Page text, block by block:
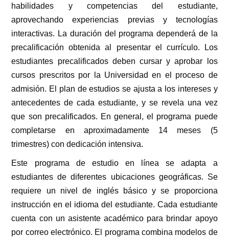
habilidades y competencias del estudiante,
aprovechando experiencias previas y tecnologías
interactivas. La duración del programa dependerá de la
precalificación obtenida al presentar el currículo. Los
estudiantes precalificados deben cursar y aprobar los
cursos prescritos por la Universidad en el proceso de
admisión. El plan de estudios se ajusta a los intereses y
antecedentes de cada estudiante, y se revela una vez
que son precalificados. En general, el programa puede
completarse en aproximadamente 14 meses (5
trimestres) con dedicación intensiva.
Este programa de estudio en línea se adapta a
estudiantes de diferentes ubicaciones geográficas. Se
requiere un nivel de inglés básico y se proporciona
instrucción en el idioma del estudiante. Cada estudiante
cuenta con un asistente académico para brindar apoyo
por correo electrónico. El programa combina modelos de